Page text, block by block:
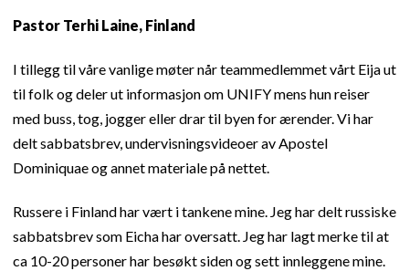
Pastor Terhi Laine, Finland
I tillegg til våre vanlige møter når teammedlemmet vårt Eija ut
til folk og deler ut informasjon om UNIFY mens hun reiser
med buss, tog, jogger eller drar til byen for ærender. Vi har
delt sabbatsbrev, undervisningsvideoer av Apostel
Dominiquae og annet materiale på nettet.
Russere i Finland har vært i tankene mine. Jeg har delt russiske
sabbatsbrev som Eicha har oversatt. Jeg har lagt merke til at
ca 10-20 personer har besøkt siden og sett innleggene mine.